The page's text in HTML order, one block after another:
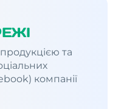
та
компанії